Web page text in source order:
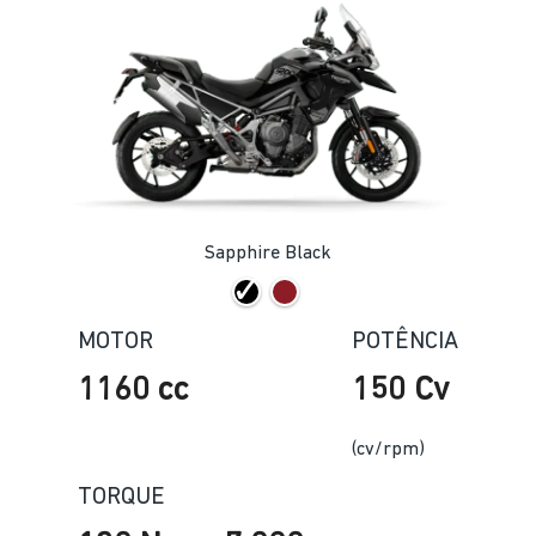
Sapphire Black
MOTOR
1160 cc
POTÊNCIA
150 Cv
(cv/rpm)
TORQUE